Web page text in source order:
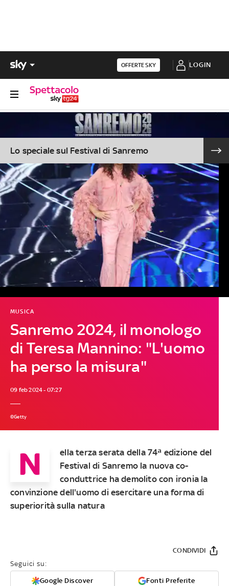
OFFERTE SKY LOGIN
Lo speciale sul Festival di Sanremo
Sanremo 2024, il monologo
di Teresa Mannino: "L'uomo
ha perso la misura"
MUSICA
09 feb 2024 - 07:27
©Getty
N
ella terza serata della 74ª edizione del
Festival di Sanremo la nuova co-
conduttrice ha demolito con ironia la
convinzione dell'uomo di esercitare una forma di
superiorità sulla natura
Seguici su:
Google Discover Fonti Preferite
CONDIVIDI